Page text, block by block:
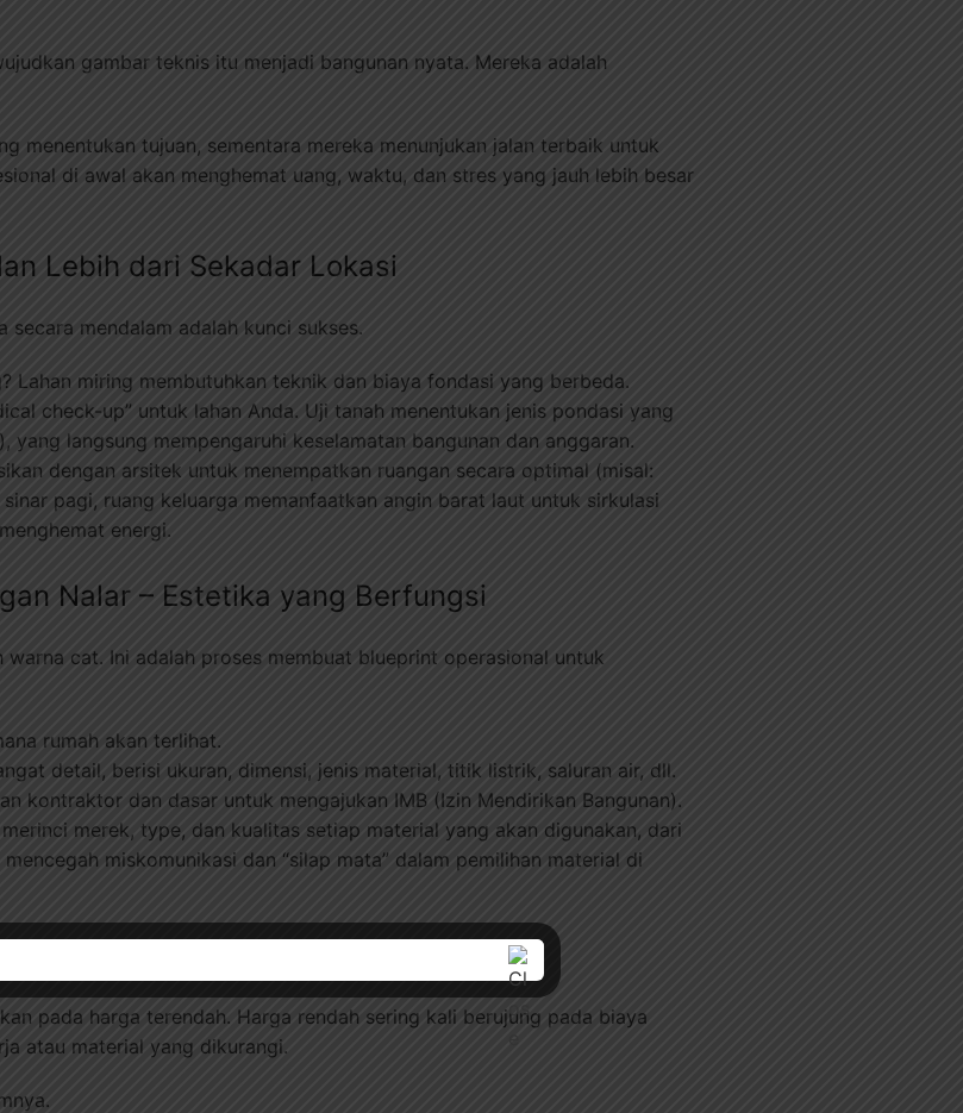
gambar teknis itu menjadi bangunan nyata. Mereka adalah
menentukan tujuan, sementara mereka menunjukan jalan terbaik untuk
di awal akan menghemat uang, waktu, dan stres yang jauh lebih besar
Lebih dari Sekadar Lokasi
secara mendalam adalah kunci sukses.
Lahan miring membutuhkan teknik dan biaya fondasi yang berbeda.
check-up” untuk lahan Anda. Uji tanah menentukan jenis pondasi yang
yang langsung mempengaruhi keselamatan bangunan dan anggaran.
dengan arsitek untuk menempatkan ruangan secara optimal (misal:
pagi, ruang keluarga memanfaatkan angin barat laut untuk sirkulasi
energi.
Nalar – Estetika yang Berfungsi
warna cat. Ini adalah proses membuat blueprint operasional untuk
rumah akan terlihat.
detail, berisi ukuran, dimensi, jenis material, titik listrik, saluran air, dll.
kontraktor dan dasar untuk mengajukan IMB (Izin Mendirikan Bangunan).
merek, type, dan kualitas setiap material yang akan digunakan, dari
miskomunikasi dan “silap mata” dalam pemilihan material di
Tepat – Chemistry itu Penting
pada harga terendah. Harga rendah sering kali berujung pada biaya
atau material yang dikurangi.